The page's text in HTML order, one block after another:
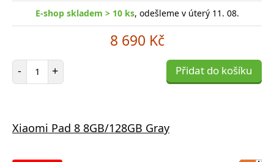
E-shop skladem > 10 ks, odešleme v úterý 11. 08.
8 690 Kč
- Počet položek
+ Přidat do košíku
Xiaomi Pad 8 8GB/128GB Gray